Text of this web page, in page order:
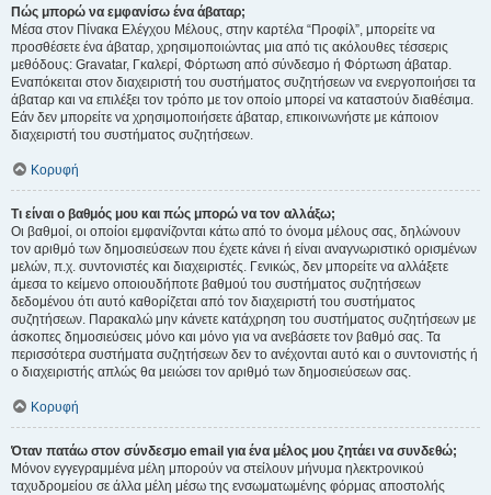
Πώς μπορώ να εμφανίσω ένα άβαταρ;
Μέσα στον Πίνακα Ελέγχου Μέλους, στην καρτέλα “Προφίλ”, μπορείτε να
προσθέσετε ένα άβαταρ, χρησιμοποιώντας μια από τις ακόλουθες τέσσερις
μεθόδους: Gravatar, Γκαλερί, Φόρτωση από σύνδεσμο ή Φόρτωση άβαταρ.
Εναπόκειται στον διαχειριστή του συστήματος συζητήσεων να ενεργοποιήσει τα
άβαταρ και να επιλέξει τον τρόπο με τον οποίο μπορεί να καταστούν διαθέσιμα.
Εάν δεν μπορείτε να χρησιμοποιήσετε άβαταρ, επικοινωνήστε με κάποιον
διαχειριστή του συστήματος συζητήσεων.
Κορυφή
Τι είναι ο βαθμός μου και πώς μπορώ να τον αλλάξω;
Οι βαθμοί, οι οποίοι εμφανίζονται κάτω από το όνομα μέλους σας, δηλώνουν
τον αριθμό των δημοσιεύσεων που έχετε κάνει ή είναι αναγνωριστικό ορισμένων
μελών, π.χ. συντονιστές και διαχειριστές. Γενικώς, δεν μπορείτε να αλλάξετε
άμεσα το κείμενο οποιουδήποτε βαθμού του συστήματος συζητήσεων
δεδομένου ότι αυτό καθορίζεται από τον διαχειριστή του συστήματος
συζητήσεων. Παρακαλώ μην κάνετε κατάχρηση του συστήματος συζητήσεων με
άσκοπες δημοσιεύσεις μόνο και μόνο για να ανεβάσετε τον βαθμό σας. Τα
περισσότερα συστήματα συζητήσεων δεν το ανέχονται αυτό και ο συντονιστής ή
ο διαχειριστής απλώς θα μειώσει τον αριθμό των δημοσιεύσεων σας.
Κορυφή
Όταν πατάω στον σύνδεσμο email για ένα μέλος μου ζητάει να συνδεθώ;
Μόνον εγγεγραμμένα μέλη μπορούν να στείλουν μήνυμα ηλεκτρονικού
ταχυδρομείου σε άλλα μέλη μέσω της ενσωματωμένης φόρμας αποστολής